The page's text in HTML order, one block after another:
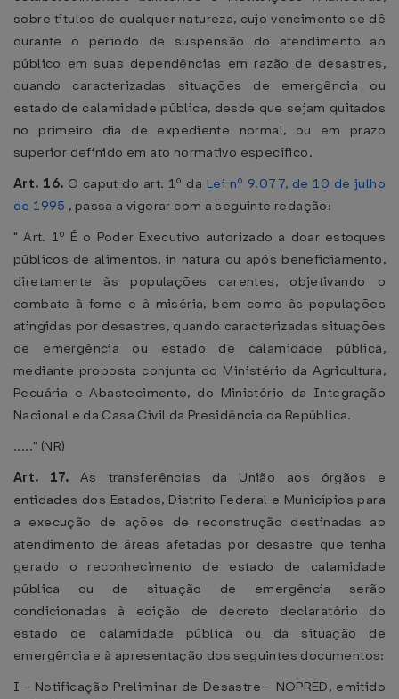
sobre títulos de qualquer natureza, cujo vencimento se dê
durante o período de suspensão do atendimento ao
público em suas dependências em razão de desastres,
quando caracterizadas situações de emergência ou
estado de calamidade pública, desde que sejam quitados
no primeiro dia de expediente normal, ou em prazo
superior definido em ato normativo específico.
Art. 16. O caput do art. 1º da Lei nº 9.077, de 10 de julho
de 1995 , passa a vigorar com a seguinte redação:
" Art. 1º É o Poder Executivo autorizado a doar estoques
públicos de alimentos, in natura ou após beneficiamento,
diretamente às populações carentes, objetivando o
combate à fome e à miséria, bem como às populações
atingidas por desastres, quando caracterizadas situações
de emergência ou estado de calamidade pública,
mediante proposta conjunta do Ministério da Agricultura,
Pecuária e Abastecimento, do Ministério da Integração
Nacional e da Casa Civil da Presidência da República.
....." (NR)
Art. 17.As transferências da União aos órgãos e
entidades dos Estados, Distrito Federal e Municípios para
a execução de ações de reconstrução destinadas ao
atendimento de áreas afetadas por desastre que tenha
gerado o reconhecimento de estado de calamidade
pública ou de situação de emergência serão
condicionadas à edição de decreto declaratório do
estado de calamidade pública ou da situação de
emergência e à apresentação dos seguintes documentos:
I - Notificação Preliminar de Desastre - NOPRED, emitido